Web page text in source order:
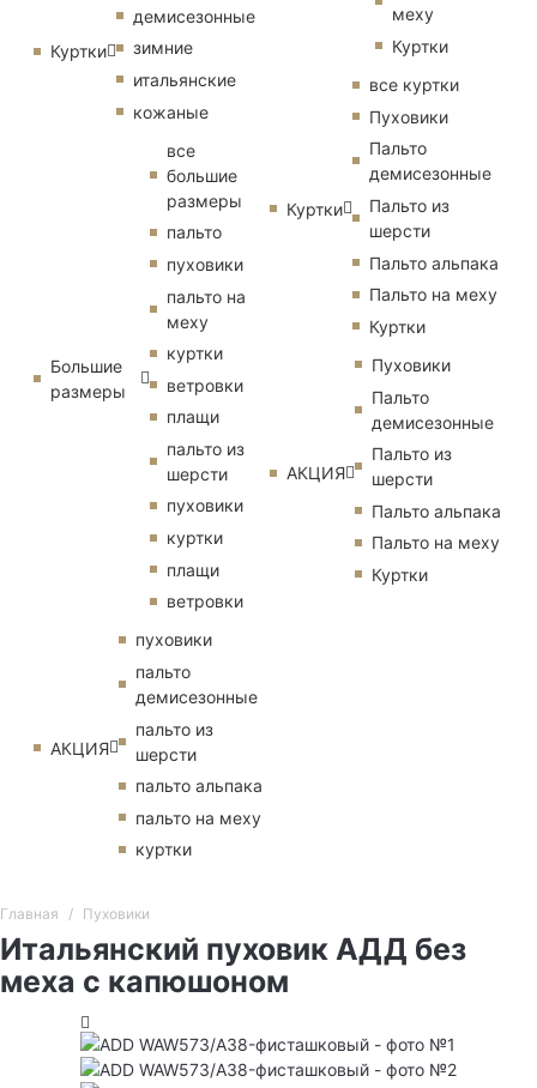
Куртки
демисезонные
зимние
итальянские
кожаные
Большие
размеры
все
большие
размеры
пальто
пуховики
пальто на
меху
куртки
ветровки
плащи
пальто из
шерсти
пуховики
куртки
плащи
ветровки
АКЦИЯ
пуховики
пальто
демисезонные
пальто из
шерсти
пальто альпака
пальто на меху
куртки
меху
Куртки
Куртки
все куртки
Пуховики
Пальто
демисезонные
Пальто из
шерсти
Пальто альпака
Пальто на меху
Куртки
АКЦИЯ
Пуховики
Пальто
демисезонные
Пальто из
шерсти
Пальто альпака
Пальто на меху
Куртки
Главная Пуховики
Итальянский пуховик АДД без
меха с капюшоном